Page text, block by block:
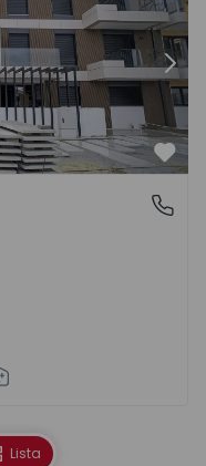
Lista